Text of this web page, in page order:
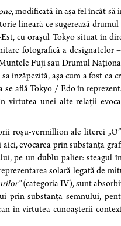
, modificată în așa fel încât să
lineară ce sugerează drumul
cu orașul Tokyo situat în
fotografică a designatelor
Fuji sau Drumul
înzăpezită, așa cum a fost ea
se află Tokyo / Edo în
virtutea unei alte relații
roșu-vermillion ale literei
evocarea prin substanța
pe un dublu palier: steagul
solară legată de
(categoria IV), sunt
prin substanța semnului,
în virtutea cunoașterii